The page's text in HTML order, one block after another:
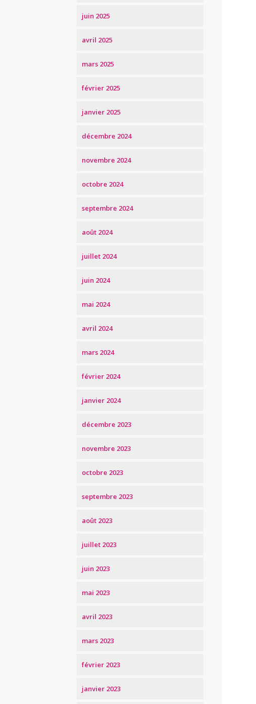
juin 2025
avril 2025
mars 2025
février 2025
janvier 2025
décembre 2024
novembre 2024
octobre 2024
septembre 2024
août 2024
juillet 2024
juin 2024
mai 2024
avril 2024
mars 2024
février 2024
janvier 2024
décembre 2023
novembre 2023
octobre 2023
septembre 2023
août 2023
juillet 2023
juin 2023
mai 2023
avril 2023
mars 2023
février 2023
janvier 2023